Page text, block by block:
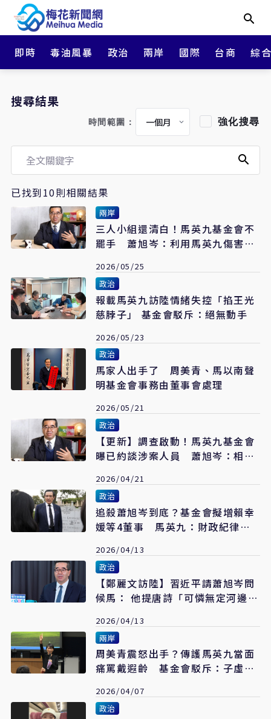
即時 毒油風暴 政治 兩岸 國際 台商 綜
搜尋結果
時間範圍： 強化搜尋
已找到10則相關結果
兩岸
三人小組還清白！馬英九基金會不
罷手 蕭旭岑：利用馬英九傷害他
2026/05/25
政治
報載馬英九訪陸情緒失控「掐王光
慈脖子」 基金會駁斥：絕無動手
2026/05/23
政治
馬家人出手了 周美青、馬以南聲
明基金會事務由董事會處理
2026/05/21
政治
【更新】調查啟動！馬英九基金會
曝已約談涉案人員 蕭旭岑：相信
2026/04/21
政治
追殺蕭旭岑到底？基金會擬增賴幸
媛等4董事 馬英九：財政紀律案
2026/04/13
政治
【鄭麗文訪陸】習近平請蕭旭岑問
候馬： 他提唐詩「可憐無定河邊
2026/04/13
兩岸
周美青震怒出手？傳護馬英九當面
痛罵戴遐齡 基金會駁斥：子虛烏
2026/04/07
政治